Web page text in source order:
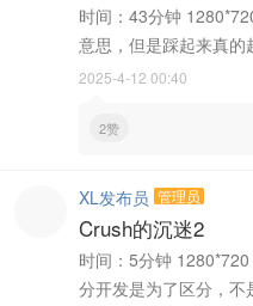
时间：43分钟
意思，但是踩起来真
2025-4-12 00:40
2赞
XL发布员 管理员
Crush的沉迷2
时间：5分钟
分开发是为了区分，